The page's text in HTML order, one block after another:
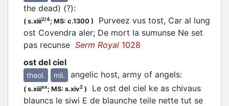
the dead) (?):
( s.xiii2/4; MS: c.1300 )
Purveez vus tost, Car al lung
ost Covendra aler; De mort la sumunse Ne set
pas recunse Serm Royal 1028
ost del ciel
theol. mil. angelic host, army of angels:
( s.xiiiex; MS: s.xiv2 )
Le ost del ciel ke as chivaus
blauncs le siwi E de blaunche teile nette tut se